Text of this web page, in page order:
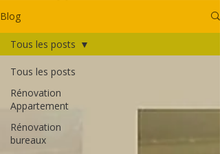
Blog
Tous les posts
Rénovation
Appartement
Rénovation
bureaux
Tous les posts